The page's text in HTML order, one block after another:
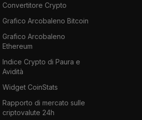
Convertitore Crypto
Grafico Arcobaleno Bitcoin
Grafico Arcobaleno
Ethereum
Indice Crypto di Paura e
Avidità
Widget CoinStats
Rapporto di mercato sulle
criptovalute 24h